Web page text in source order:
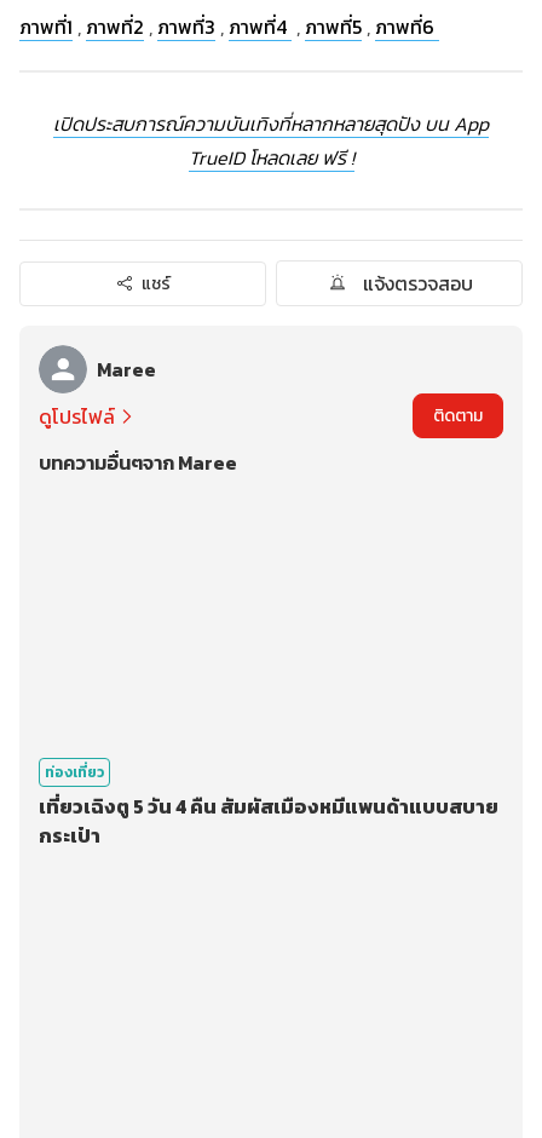
ภาพที่1 , ภาพที่2 , ภาพที่3 , ภาพที่4 , ภาพที่5 , ภาพที่6
เปิดประสบการณ์ความบันเทิงที่หลากหลายสุดปัง บน App
TrueID โหลดเลย ฟรี !
แชร์ แจ้งตรวจสอบ
Maree
ดูโปรไฟล์
ติดตาม
บทความอื่นๆจาก Maree
ท่องเที่ยว
เที่ยวเฉิงตู 5 วัน 4 คืน สัมผัสเมืองหมีแพนด้าแบบสบาย
กระเป๋า